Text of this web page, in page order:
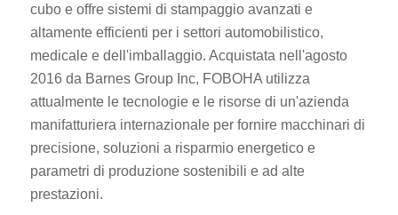
cubo e offre sistemi di stampaggio avanzati e
altamente efficienti per i settori automobilistico,
medicale e dell'imballaggio. Acquistata nell'agosto
2016 da Barnes Group Inc, FOBOHA utilizza
attualmente le tecnologie e le risorse di un'azienda
manifatturiera internazionale per fornire macchinari di
precisione, soluzioni a risparmio energetico e
parametri di produzione sostenibili e ad alte
prestazioni.